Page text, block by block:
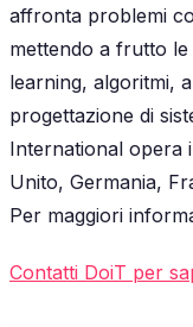
affronta problemi
mettendo a frutto
learning, algoritmi,
progettazione di
International opera
Unito, Germania,
Per maggiori
Contatti DoiT per